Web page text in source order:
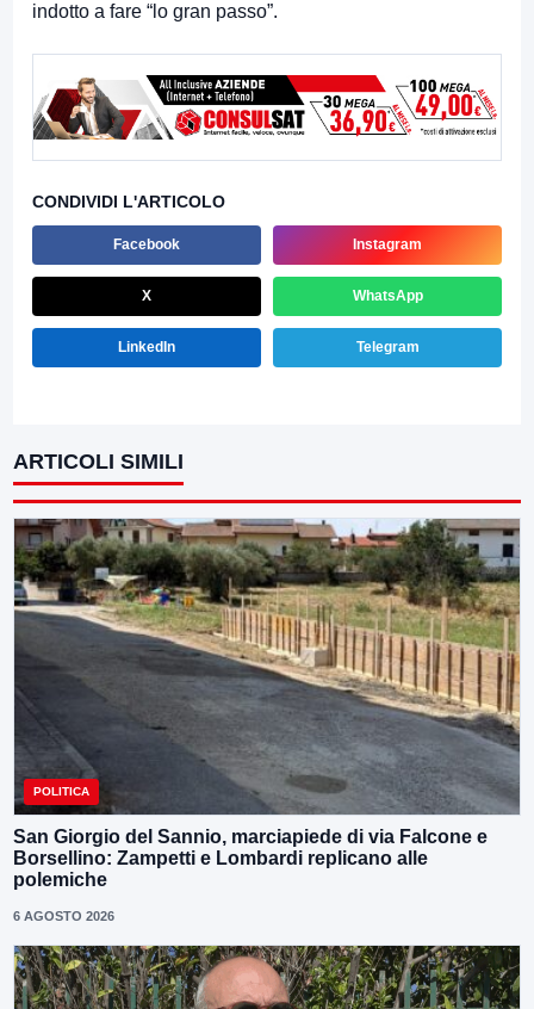
indotto a fare “lo gran passo”.
CONDIVIDI L'ARTICOLO
Facebook Instagram
X WhatsApp
LinkedIn Telegram
ARTICOLI SIMILI
POLITICA
San Giorgio del Sannio, marciapiede di via Falcone e
Borsellino: Zampetti e Lombardi replicano alle
polemiche
6 AGOSTO 2026